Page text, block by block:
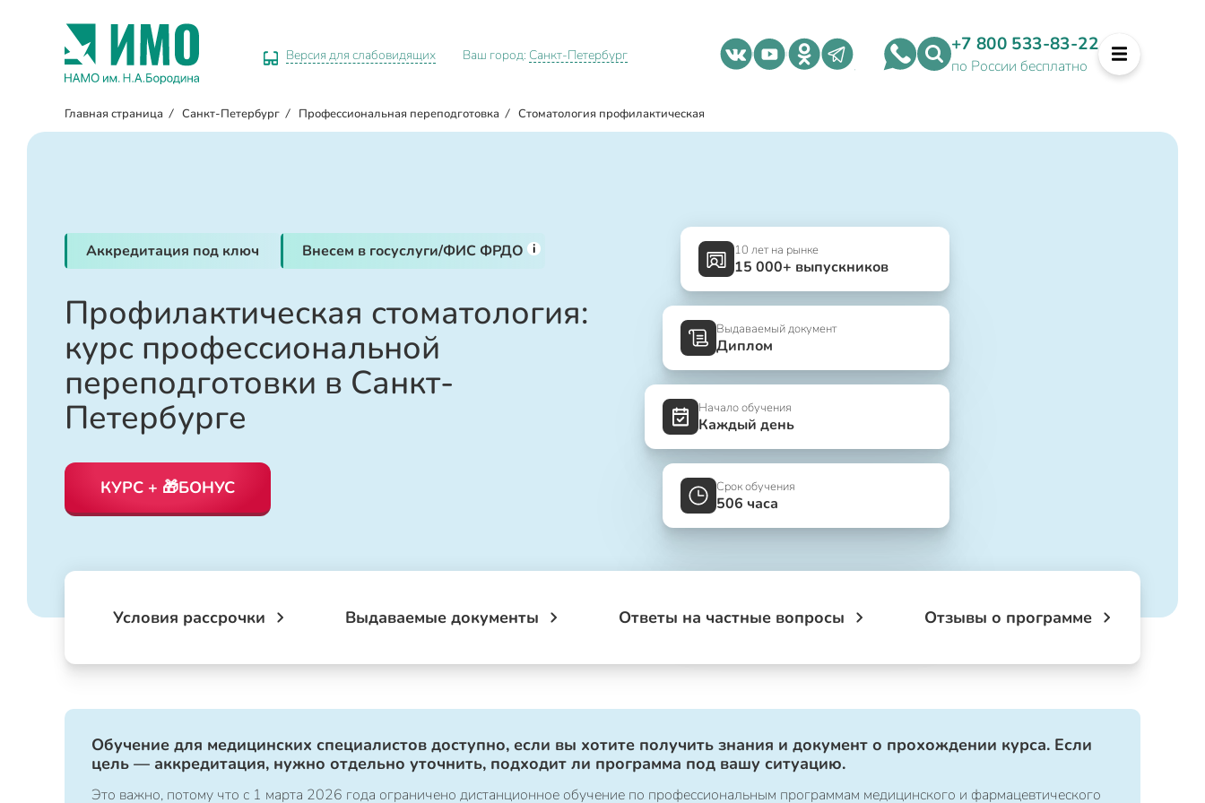
Версия для слабовидящих Ваш город: Санкт-Петербург +7 800 533-83-22
по России бесплатно
Главная страница / Санкт-Петербург / Профессиональная переподготовка / Стоматология профилактическая
Аккредитация под ключ Внесем в госуслуги/ФИС ФРДО i
Профилактическая стоматология:
курс профессиональной
переподготовки в Санкт-
Петербурге
КУРС + 🎁БОНУС
10 лет на рынке
15 000+ выпускников
Выдаваемый документ
Диплом
Начало обучения
Каждый день
Срок обучения
506 часа
Условия рассрочки Выдаваемые документы Ответы на частные вопросы Отзывы о программе
Обучение для медицинских специалистов доступно, если вы хотите получить знания и документ о прохождении курса. Если
цель — аккредитация, нужно отдельно уточнить, подходит ли программа под вашу ситуацию.
Это важно, потому что с 1 марта 2026 года ограничено дистанционное обучение по профессиональным программам медицинского и фармацевтического